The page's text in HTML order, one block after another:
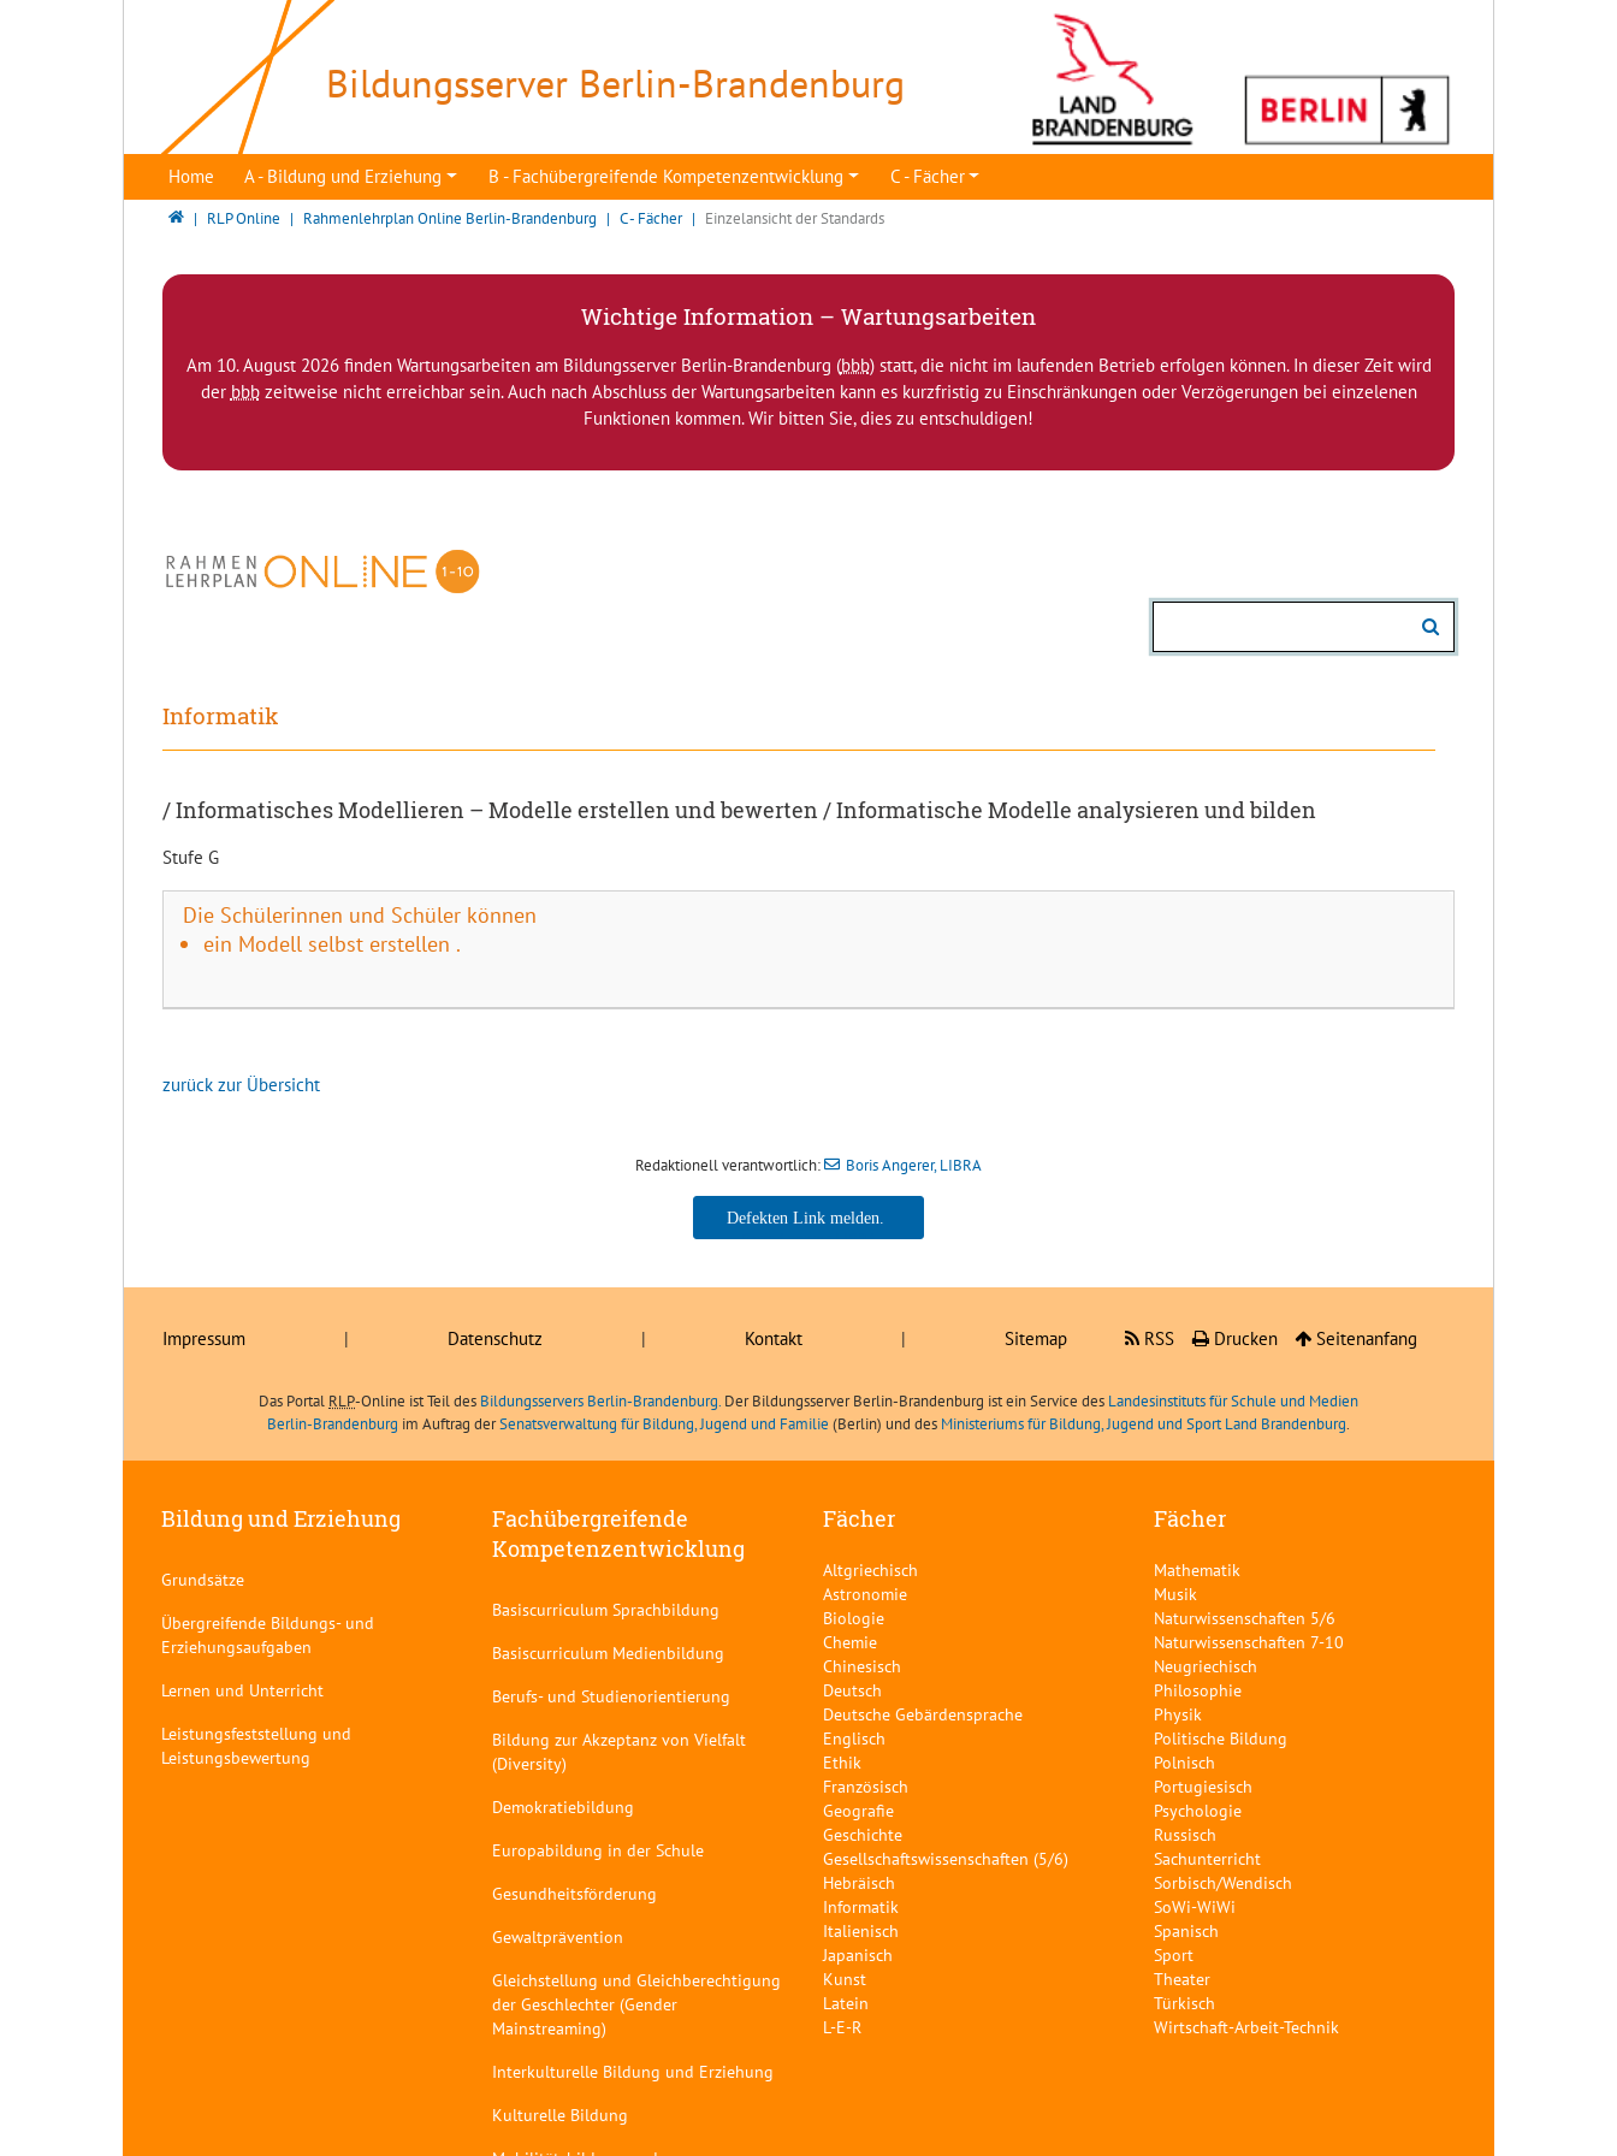
Bildungsserver Berlin-Brandenburg
Home A - Bildung und Erziehung B - Fachübergreifende Kompetenzentwicklung C - Fächer
Bildungsserver Berlin - Brandenburg
RLP Online Rahmenlehrplan Online Berlin-Brandenburg C - Fächer Einzelansicht der Standards
Wichtige Information – Wartungsarbeiten
Am 10. August 2026 finden Wartungsarbeiten am Bildungsserver Berlin-Brandenburg (bbb) statt, die nicht im laufenden Betrieb erfolgen können. In dieser Zeit wird
der bbbzeitweise nicht erreichbar sein. Auch nach Abschluss der Wartungsarbeiten kann es kurzfristig zu Einschränkungen oder Verzögerungen bei einzelenen
Funktionen kommen. Wir bitten Sie, dies zu entschuldigen!
Informatik
/ Informatisches Modellieren – Modelle erstellen und bewerten / Informatische Modelle analysieren und bilden
Stufe G
Die Schülerinnen und Schüler können
ein Modell selbst erstellen .
zurück zur Übersicht
Redaktionell verantwortlich: Boris Angerer, LIBRA
Boris Angerer, LIBRA
Impressum | Datenschutz | Kontakt | Sitemap RSS Drucken Seitenanfang
Das Portal RLP-Online ist Teil des Bildungsservers Berlin-Brandenburg. Der Bildungsserver Berlin-Brandenburg ist ein Service des Landesinstituts für Schule und Medien
Berlin-Brandenburg im Auftrag derSenatsverwaltung für Bildung, Jugend und Familie (Berlin) und des Ministeriums für Bildung, Jugend und Sport Land Brandenburg.
Bildung und Erziehung
Grundsätze
Übergreifende Bildungs- und
Erziehungsaufgaben
Lernen und Unterricht
Leistungsfeststellung und
Leistungsbewertung
Fachübergreifende
Kompetenzentwicklung
Basiscurriculum Sprachbildung
Basiscurriculum Medienbildung
Berufs- und Studienorientierung
Bildung zur Akzeptanz von Vielfalt
(Diversity)
Demokratiebildung
Europabildung in der Schule
Gesundheitsförderung
Gewaltprävention
Gleichstellung und Gleichberechtigung
der Geschlechter (Gender
Mainstreaming)
Interkulturelle Bildung und Erziehung
Kulturelle Bildung
Fächer
Altgriechisch
Astronomie
Biologie
Chemie
Chinesisch
Deutsch
Deutsche Gebärdensprache
Englisch
Ethik
Französisch
Geografie
Geschichte
Gesellschaftswissenschaften (5/6)
Hebräisch
Informatik
Italienisch
Japanisch
Kunst
Latein
L-E-R
Fächer
Mathematik
Musik
Naturwissenschaften 5/6
Naturwissenschaften 7-10
Neugriechisch
Philosophie
Physik
Politische Bildung
Polnisch
Portugiesisch
Psychologie
Russisch
Sachunterricht
Sorbisch/Wendisch
SoWi-WiWi
Spanisch
Sport
Theater
Türkisch
Wirtschaft-Arbeit-Technik